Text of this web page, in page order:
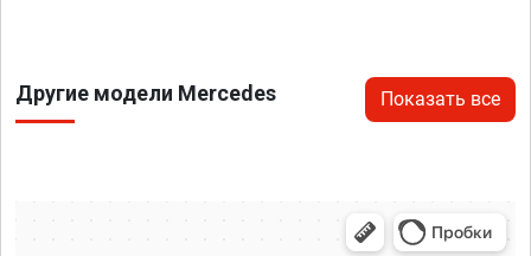
Другие модели Mercedes Показать все